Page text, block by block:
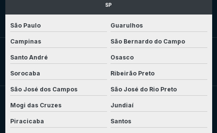
SP
São Paulo Guarulhos
Campinas São Bernardo do Campo
Santo André Osasco
Sorocaba Ribeirão Preto
São José dos Campos São José do Rio Preto
Mogi das Cruzes Jundiaí
Piracicaba Santos